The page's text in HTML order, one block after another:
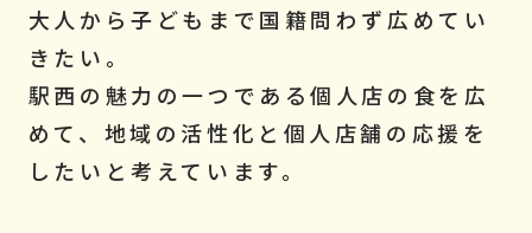
大人から子どもまで国籍問わず広めてい
きたい。
駅西の魅力の一つである個人店の食を広
めて、地域の活性化と個人店舗の応援を
したいと考えています。